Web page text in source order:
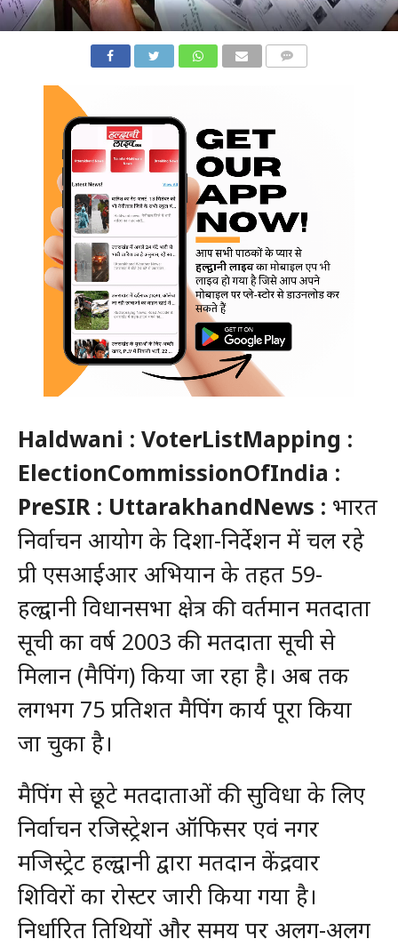
Haldwani : VoterListMapping :
ElectionCommissionOfIndia :
PreSIR : UttarakhandNews : भारत
निर्वाचन आयोग के दिशा-निर्देशन में चल रहे
प्री एसआईआर अभियान के तहत 59-
हल्द्वानी विधानसभा क्षेत्र की वर्तमान मतदाता
सूची का वर्ष 2003 की मतदाता सूची से
मिलान (मैपिंग) किया जा रहा है। अब तक
लगभग 75 प्रतिशत मैपिंग कार्य पूरा किया
जा चुका है।
मैपिंग से छूटे मतदाताओं की सुविधा के लिए
निर्वाचन रजिस्ट्रेशन ऑफिसर एवं नगर
मजिस्ट्रेट हल्द्वानी द्वारा मतदान केंद्रवार
शिविरों का रोस्टर जारी किया गया है।
निर्धारित तिथियों और समय पर अलग-अलग